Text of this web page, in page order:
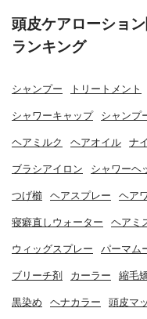
頭皮ケアローショ
ランキング
シャンプー トリートメント
シャワーキャップ シャンプ
ヘアミルク ヘアオイル ナ
ブラシアイロン シャワーヘ
つげ櫛 ヘアスプレー ヘア
寝癖直しウォーター ヘアミ
ウィッグスプレー パーマム
ブリーチ剤 カーラー 縮毛
黒染め ヘナカラー 頭皮マ